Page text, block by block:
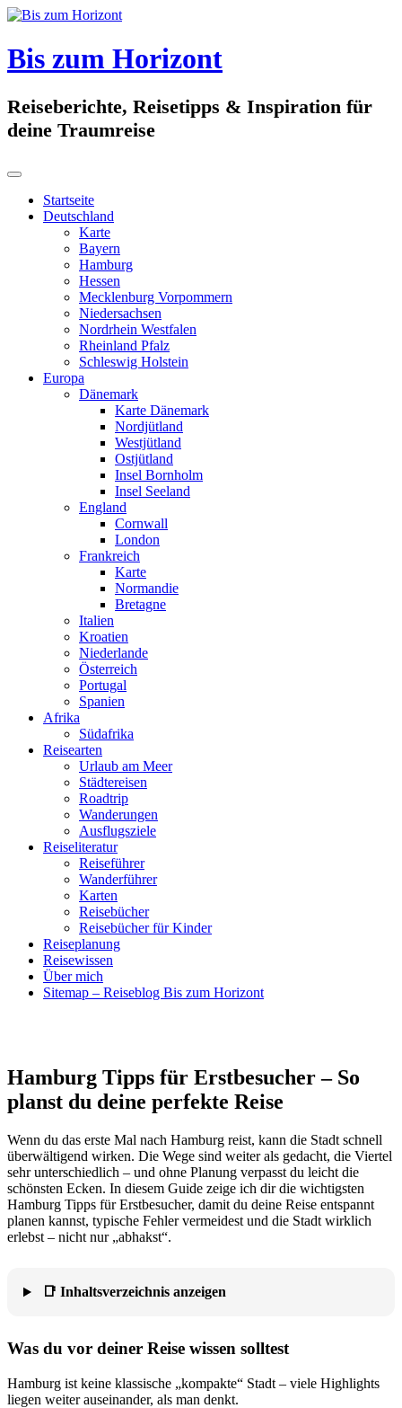
Skip
content
Bis zum Horizont
Reiseberichte, Reisetipps & Inspiration für
deine Traumreise
Startseite
Deutschland
Karte
Bayern
Hamburg
Hessen
Mecklenburg Vorpommern
Niedersachsen
Nordrhein Westfalen
Rheinland Pfalz
Schleswig Holstein
Europa
Dänemark
Karte Dänemark
Nordjütland
Westjütland
Ostjütland
Insel Bornholm
Insel Seeland
England
Cornwall
London
Frankreich
Karte
Normandie
Bretagne
Italien
Kroatien
Niederlande
Österreich
Portugal
Spanien
Afrika
Südafrika
Reisearten
Urlaub am Meer
Städtereisen
Roadtrip
Wanderungen
Ausflugsziele
Reiseliteratur
Reiseführer
Wanderführer
Karten
Reisebücher
Reisebücher für Kinder
Reiseplanung
Reisewissen
Über mich
Sitemap – Reiseblog Bis zum Horizont
Hamburg Tipps für Erstbesucher – So
planst du deine perfekte Reise
Wenn du das erste Mal nach Hamburg reist, kann die Stadt schnell
überwältigend wirken. Die Wege sind weiter als gedacht, die Viertel
sehr unterschiedlich – und ohne Planung verpasst du leicht die
schönsten Ecken. In diesem Guide zeige ich dir die wichtigsten
Hamburg Tipps für Erstbesucher, damit du deine Reise entspannt
planen kannst, typische Fehler vermeidest und die Stadt wirklich
erlebst – nicht nur „abhakst“.
📑 Inhaltsverzeichnis anzeigen
Was du vor deiner Reise wissen solltest
Hamburg ist keine klassische „kompakte“ Stadt – viele Highlights
liegen weiter auseinander, als man denkt.